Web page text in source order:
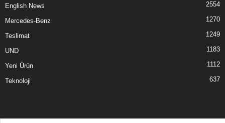
English News 2554
Mercedes-Benz 1270
Teslimat 1249
UND 1183
Yeni Ürün 1112
Teknoloji 637